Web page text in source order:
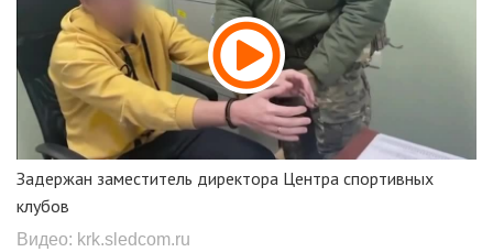
Задержан заместитель директора Центра спортивных
клубов
Видео: krk.sledcom.ru